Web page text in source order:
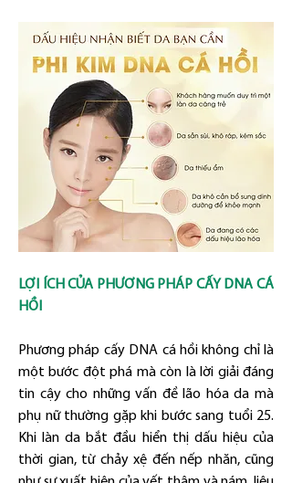
LỢI ÍCH CỦA PHƯƠNG PHÁP CẤY DNA CÁ
HỒI
Phương pháp cấy DNA cá hồi không chỉ là
một bước đột phá mà còn là lời giải đáng
tin cậy cho những vấn đề lão hóa da mà
phụ nữ thường gặp khi bước sang tuổi 25.
Khi làn da bắt đầu hiển thị dấu hiệu của
thời gian, từ chảy xệ đến nếp nhăn, cũng